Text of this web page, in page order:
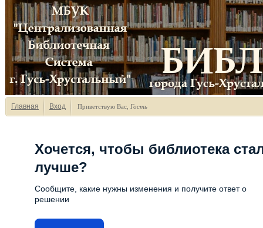
Главная Вход Приветствую Вас Гость
Хочется, чтобы библиотека
лучше?
Сообщите, какие нужны изменения и получите ответ о
решении